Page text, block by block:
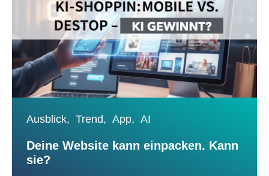
Ausblick, Trend, App, AI
Deine Website kann einpacken. Kann
sie?